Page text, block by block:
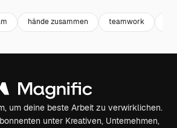
hände zusammen teamwork
um deine beste Arbeit zu verwirklichen.
unter Kreativen, Unternehmen,